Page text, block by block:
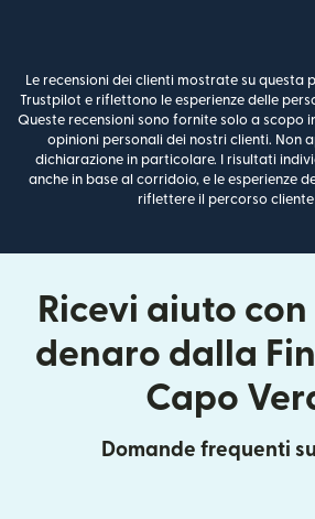
Le recensioni dei clienti mostrate su
Trustpilot e riflettono le esperienze delle
Queste recensioni sono fornite solo a scopo
opinioni personali dei nostri clienti. Non
dichiarazione in particolare. I risultati
anche in base al corridoio, e le esperienze
riflettere il percorso
Ricevi aiuto
denaro dalla
Capo
Domande frequenti